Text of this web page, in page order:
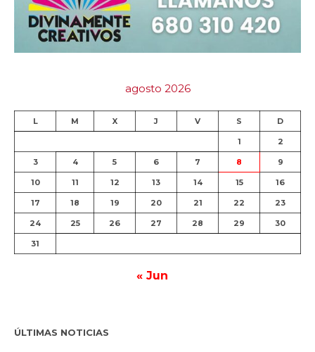
agosto 2026
L M X J V S D
1 2
3 4 5 6 7 8 9
10 11 12 13 14 15 16
17 18 19 20 21 22 23
24 25 26 27 28 29 30
31
« Jun
ÚLTIMAS NOTICIAS